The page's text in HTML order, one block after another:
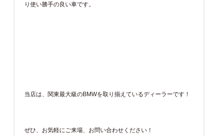
り使い勝手の良い車です。
当店は、関東最大級のBMWを取り揃えているディーラーです！
ぜひ、お気軽にご来場、お問い合わせください！